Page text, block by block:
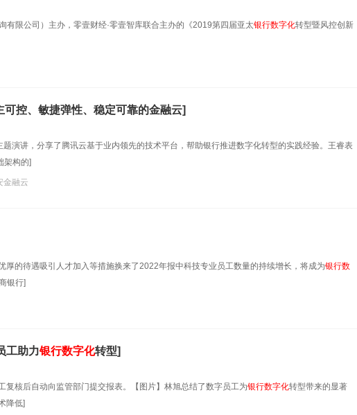
限公司）主办，零壹财经·零壹智库联合主办的《2019第四届亚太银行数字化转型暨风控创新
可控、敏捷弹性、稳定可靠的金融云]
题演讲，分享了腾讯云基于业内领先的技术平台，帮助银行推进数字化转型的实践经验。王睿表
架构的]
金融云
厚的待遇吸引人才加入等措施换来了2022年报中科技专业员工数量的持续增长，将成为银行数
银行]
工助力银行数字化转型]
核后自动向监管部门提交报表。【图片】林旭总结了数字员工为银行数字化转型带来的显著
降低]